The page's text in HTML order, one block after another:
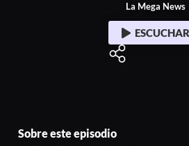
La Mega News
ESCUCHAR
Sobre este episodio